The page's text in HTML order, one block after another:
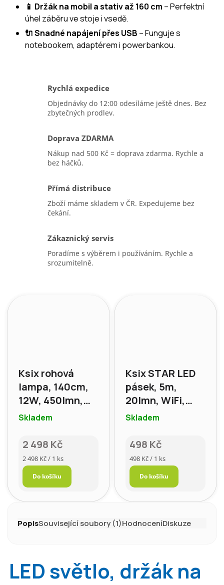
📱 Držák na mobil a stativ až 160 cm – Perfektní
úhel záběru ve stoje i vsedě.
🔌 Snadné napájení přes USB – Funguje s
notebookem, adaptérem i powerbankou.
Rychlá expedice
Objednávky do 12:00 odesíláme ještě dnes. Bez
zbytečných prodlev.
Doprava ZDARMA
Nákup nad 500 Kč = doprava zdarma. Rychle a
bez háčků.
Přímá distribuce
Zboží máme skladem v ČR. Expedujeme bez
čekání.
Zákaznický servis
Poradíme s výběrem i používáním. Rychle a
srozumitelně.
Ksix rohová
lampa, 140cm,
12W, 450lmn,
RGBWIC,
ovládání
Skladem
2 498 Kč
Měrná
cena:
2 498 Kč / 1 ks
Do košíku
Ksix STAR LED
pásek, 5m,
20lmn, WiFi,
RGBIC, dálkové
Skladem
498 Kč
Měrná
cena:
498 Kč / 1 ks
Do košíku
PopisSouvisející soubory (1)HodnoceníDiskuze
LED světlo, držák na